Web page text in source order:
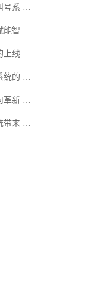
号系 …
能智 …
上线 …
统的 …
革新 …
带来 …